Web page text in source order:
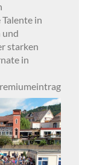
in
und
starken
in